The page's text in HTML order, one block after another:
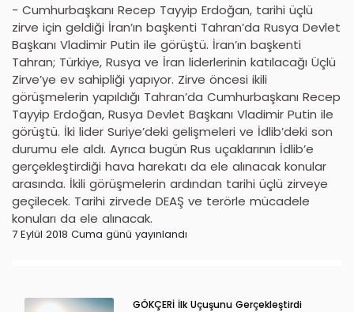
- Cumhurbaşkanı Recep Tayyip Erdoğan, tarihi üçlü
zirve için geldiği İran’ın başkenti Tahran’da Rusya Devlet
Başkanı Vladimir Putin ile görüştü. İran’ın başkenti
Tahran; Türkiye, Rusya ve İran liderlerinin katılacağı Üçlü
Zirve’ye ev sahipliği yapıyor. Zirve öncesi ikili
görüşmelerin yapıldığı Tahran’da Cumhurbaşkanı Recep
Tayyip Erdoğan, Rusya Devlet Başkanı Vladimir Putin ile
görüştü. İki lider Suriye’deki gelişmeleri ve İdlib’deki son
durumu ele aldı. Ayrıca bugün Rus uçaklarının İdlib’e
gerçekleştirdiği hava harekatı da ele alınacak konular
arasında. İkili görüşmelerin ardından tarihi üçlü zirveye
geçilecek. Tarihi zirvede DEAŞ ve terörle mücadele
konuları da ele alınacak.
7 Eylül 2018 Cuma günü yayınlandı
GÖKÇERİ İlk Uçuşunu Gerçekleştirdi